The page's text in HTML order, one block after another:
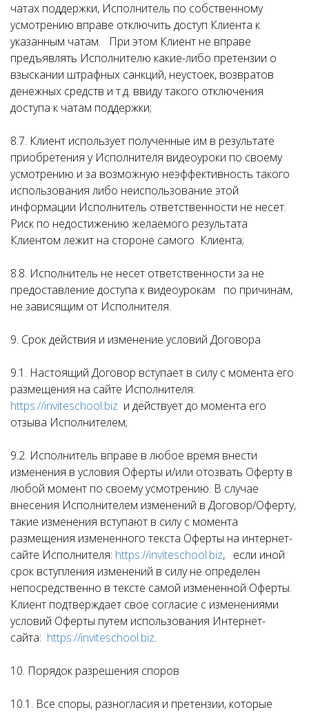
чатах поддержки, Исполнитель по собственному
усмотрению вправе отключить доступ Клиента к
указанным чатам. При этом Клиент не вправе
предъявлять Исполнителю какие-либо претензии о
взыскании штрафных санкций, неустоек, возвратов
денежных средств и т.д. ввиду такого отключения
доступа к чатам поддержки;
8.7. Клиент использует полученные им в результате
приобретения у Исполнителя видеоуроки по своему
усмотрению и за возможную неэффективность такого
использования либо неиспользование этой
информации Исполнитель ответственности не несет.
Риск по недостижению желаемого результата
Клиентом лежит на стороне самого Клиента;
8.8. Исполнитель не несет ответственности за не
предоставление доступа к видеоурокам по причинам,
не зависящим от Исполнителя.
9. Срок действия и изменение условий Договора
9.1. Настоящий Договор вступает в силу с момента его
размещения на сайте Исполнителя:
https://inviteschool.biz и действует до момента его
отзыва Исполнителем;
9.2. Исполнитель вправе в любое время внести
изменения в условия Оферты и/или отозвать Оферту в
любой момент по своему усмотрению. В случае
внесения Исполнителем изменений в Договор/Оферту,
такие изменения вступают в силу с момента
размещения измененного текста Оферты на интернет-
сайте Исполнителя: https://inviteschool.biz, если иной
срок вступления изменений в силу не определен
непосредственно в тексте самой измененной Оферты.
Клиент подтверждает свое согласие с изменениями
условий Оферты путем использования Интернет-
сайта: https://inviteschool.biz.
10. Порядок разрешения споров
10.1. Все споры, разногласия и претензии, которые